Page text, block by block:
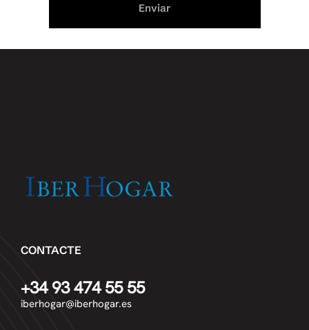
Enviar
CONTACTE
+34 93 474 55 55
iberhogar@iberhogar.es